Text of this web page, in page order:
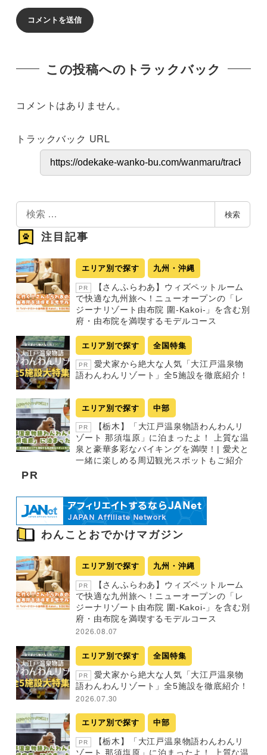
この投稿へのトラックバック
コメントはありません。
トラックバック URL
索
検索
注目記事
エリア別で探す 九州・沖縄
PR
【さんふらわあ】ウィズペットルーム
で快適な九州旅へ！ニューオープンの「レ
ジーナリゾート由布院 圍-Kakoi-」を含む別
府・由布院を満喫するモデルコース
エリア別で探す 全国特集
PR
愛犬家から絶大な人気「大江戸温泉物
語わんわんリゾート」全5施設を徹底紹介！
エリア別で探す 中部
PR
【栃木】「大江戸温泉物語わんわんリ
ゾート 那須塩原」に泊まったよ！ 上質な温
泉と豪華多彩なバイキングを満喫！| 愛犬と
一緒に楽しめる周辺観光スポットもご紹介
PR
わんことおでかけマガジン
エリア別で探す 九州・沖縄
PR
【さんふらわあ】ウィズペットルーム
で快適な九州旅へ！ニューオープンの「レ
ジーナリゾート由布院 圍-Kakoi-」を含む別
府・由布院を満喫するモデルコース
2026.08.07
エリア別で探す 全国特集
PR
愛犬家から絶大な人気「大江戸温泉物
語わんわんリゾート」全5施設を徹底紹介！
2026.07.30
エリア別で探す 中部
PR
【栃木】「大江戸温泉物語わんわんリ
ゾート 那須塩原」に泊まったよ！ 上質な温